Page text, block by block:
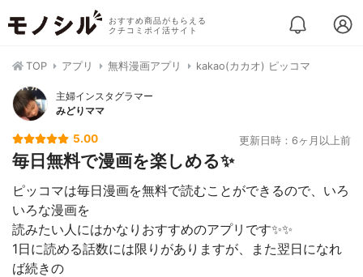
おすすめ商品がもらえる
クチコミポイ活サイト
TOP アプリ 無料漫画アプリ kakao(カカオ) ピッコマ
主婦インスタグラマー
みどりママ
5.00 更新日時：6ヶ月以上前
毎日無料で漫画を楽しめる✨
ピッコマは毎日漫画を無料で読むことができるので、いろ
いろな漫画を
読みたい人にはかなりおすすめのアプリです✨✨
1日に読める話数には限りがありますが、また翌日になれ
ば続きの